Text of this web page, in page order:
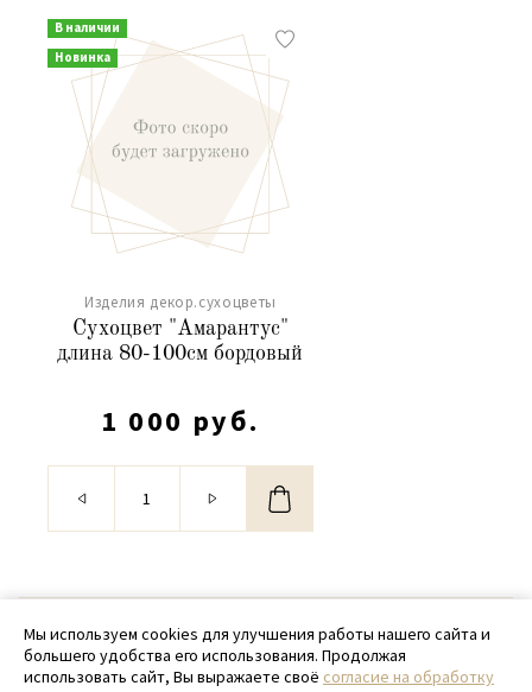
В наличии
Новинка
Изделия декор.сухоцветы
Сухоцвет "Амарантус"
длина 80-100см бордовый
1 000 руб.
© 2020 - 2026 SamPack
+ 7 (918) 699-97-87
Мы используем cookies для улучшения работы нашего сайта и
большего удобства его использования. Продолжая
использовать сайт, Вы выражаете своё согласие на обработку